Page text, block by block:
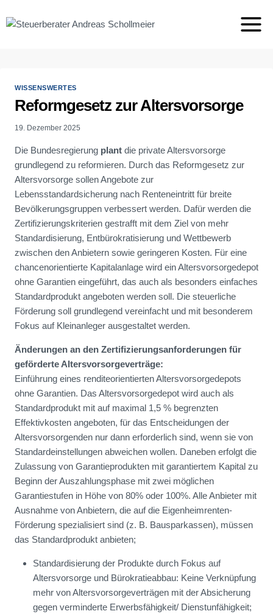
Inhalt
WISSENSWERTES
Reformgesetz zur Altersvorsorge
19. Dezember 2025
Die Bundesregierung plant die private Altersvorsorge
grundlegend zu reformieren. Durch das Reformgesetz zur
Altersvorsorge sollen Angebote zur
Lebensstandardsicherung nach Renteneintritt für breite
Bevölkerungsgruppen verbessert werden. Dafür werden die
Zertifizierungskriterien gestrafft mit dem Ziel von mehr
Standardisierung, Entbürokratisierung und Wettbewerb
zwischen den Anbietern sowie geringeren Kosten. Für eine
chancenorientierte Kapitalanlage wird ein Altersvorsorgedepot
ohne Garantien eingeführt, das auch als besonders einfaches
Standardprodukt angeboten werden soll. Die steuerliche
Förderung soll grundlegend vereinfacht und mit besonderem
Fokus auf Kleinanleger ausgestaltet werden.
Änderungen an den Zertifizierungsanforderungen für
geförderte Altersvorsorgeverträge:
Einführung eines renditeorientierten Altersvorsorgedepots
ohne Garantien. Das Altersvorsorgedepot wird auch als
Standardprodukt mit auf maximal 1,5 % begrenzten
Effektivkosten angeboten, für das Entscheidungen der
Altersvorsorgenden nur dann erforderlich sind, wenn sie von
Standardeinstellungen abweichen wollen. Daneben erfolgt die
Zulassung von Garantieprodukten mit garantiertem Kapital zu
Beginn der Auszahlungsphase mit zwei möglichen
Garantiestufen in Höhe von 80% oder 100%. Alle Anbieter mit
Ausnahme von Anbietern, die auf die Eigenheimrenten-
Förderung spezialisiert sind (z. B. Bausparkassen), müssen
das Standardprodukt anbieten;
Standardisierung der Produkte durch Fokus auf
Altersvorsorge und Bürokratieabbau: Keine Verknüpfung
mehr von Altersvorsorgeverträgen mit der Absicherung
gegen verminderte Erwerbsfähigkeit/ Dienstunfähigkeit;